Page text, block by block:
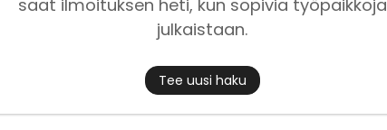
saat ilmoituksen heti, kun sopivia työpaikkoja
julkaistaan.
Tee uusi haku